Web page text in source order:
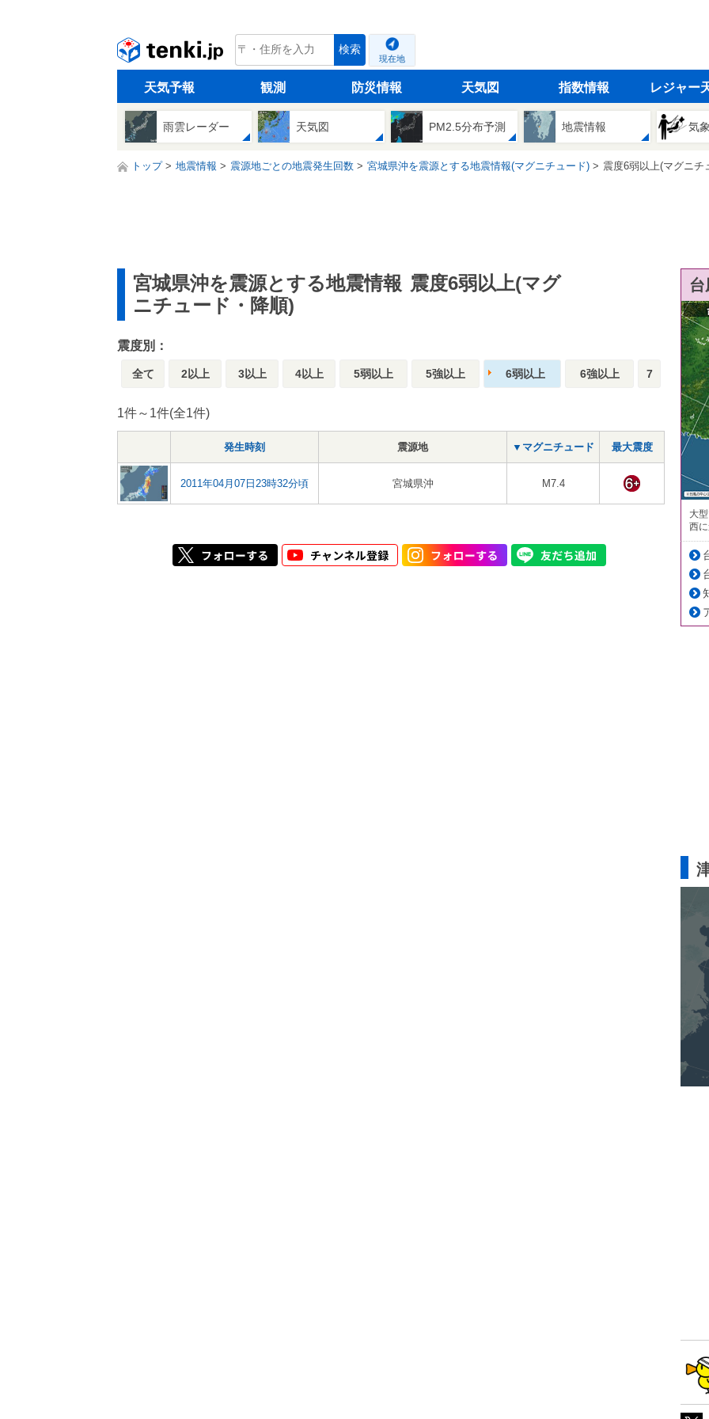
tenki.jp 検索
現在地
天気予報 観測 防災情報 天気図 指数情報 レジャー
雨雲レーダー 天気図 PM2.5分布予測 地震情報 気
トップ 地震情報 震源地ごとの地震発生回数 宮城県沖を震源とする地震情報(マグニチュード) 震度6弱以上(マグニチ
宮城県沖を震源とする地震情報 震度6弱以上(マグ
ニチュード・降順)
震度別：
全て 2以上 3以上 4以上 5弱以上 5強以上 6弱以上 6強以上 7
1件～1件(全1件)
発生時刻 震源地 ▼マグニチュード 最大震度
2011年04月07日23時32分頃 宮城県沖 M7.4
大
西